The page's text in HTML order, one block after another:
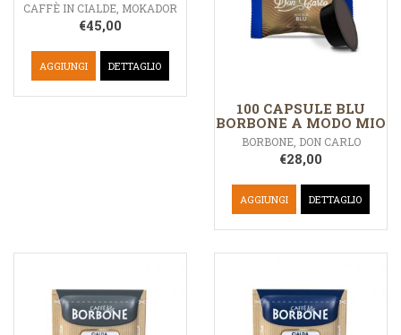
CAFFÈ IN CIALDE, MOKADOR
€45,00
AGGIUNGI DETTAGLIO
100 CAPSULE BLU
BORBONE A MODO MIO
BORBONE, DON CARLO
€28,00
AGGIUNGI DETTAGLIO